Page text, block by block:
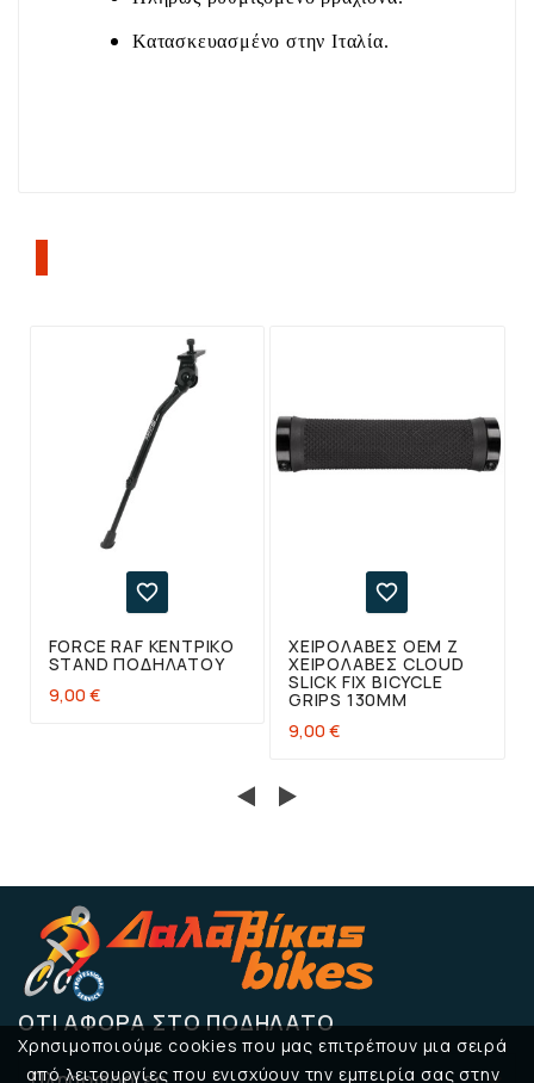
Χρησιμοποιούμε cookies που μας επιτρέπουν μια σειρά
από λειτουργίες που ενισχύουν την εμπειρία σας στην
Κατασκευασμένο στην Ιταλία.

FORCE RAF ΚΕΝΤΡΙΚΌ
STAND ΠΟΔΗΛΆΤΟΥ
9,00 €

ΧΕΙΡΟΛΑΒΈΣ OEM Z
ΧΕΙΡΟΛΑΒΈΣ CLOUD
SLICK FIX BICYCLE
GRIPS 130MM
9,00 €
ΌΤΙ ΑΦΟΡΆ ΣΤΟ ΠΟΔΉΛΑΤΟ